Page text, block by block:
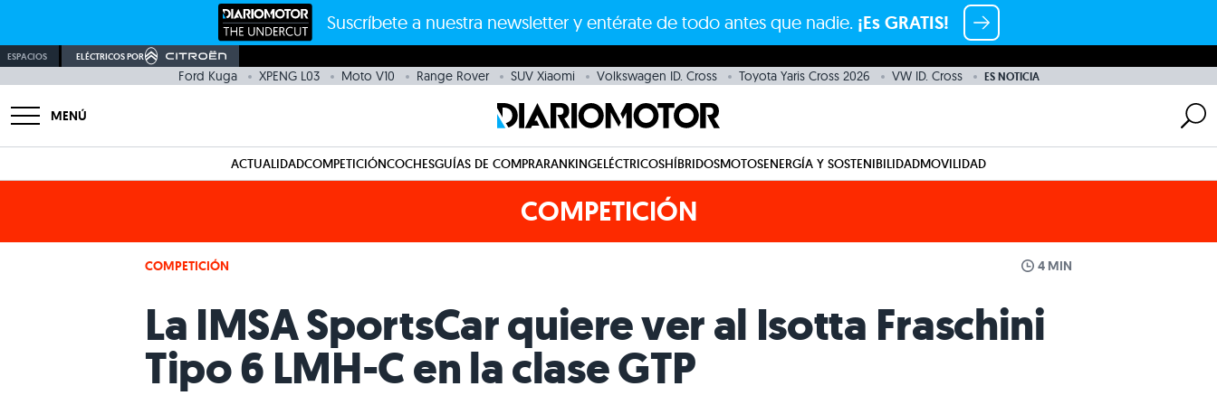
Suscríbete a nuestra newsletter y entérate de todo antes que nadie. ¡Es GRATIS!
ESPACIOS ELÉCTRICOS POR
Ford Kuga XPENG L03 Moto V10 Range Rover SUV Xiaomi Volkswagen ID. Cross Toyota Yaris Cross 2026 VW ID. Cross ES NOTICIA
MENÚ
ACTUALIDADCOMPETICIÓNCOCHESGUÍAS DE COMPRARANKINGELÉCTRICOSHÍBRIDOSMOTOSENERGÍA Y SOSTENIBILIDADMOVILIDAD
COMPETICIÓN
COMPETICIÓN 4 MIN
La IMSA SportsCar quiere ver al Isotta Fraschini
Tipo 6 LMH-C en la clase GTP